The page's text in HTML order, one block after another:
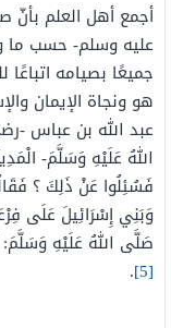
أجمع أهل العلم بأنّ
عليه وسلم- حسب ما
جميعًا بصيامه
هو ونجاة الإيمان
عبد الله بن عباس -
اللهُ عَلَيْهِ وَسَلَّمَ-
فَسُئِلُوا عَنْ ذَلِكَ ؟
وَبَنِي إِسْرَائِيلَ عَلَى
صَلَّى اللهُ عَلَيْهِ
[5]
.